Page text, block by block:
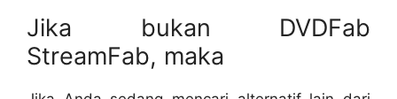
Jika bukan DVDFab
StreamFab, maka